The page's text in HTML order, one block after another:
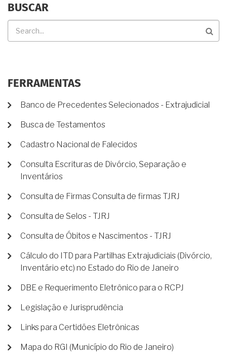
BUSCAR
FERRAMENTAS
Banco de Precedentes Selecionados - Extrajudicial
Busca de Testamentos
Cadastro Nacional de Falecidos
Consulta Escrituras de Divórcio, Separação e
Inventários
Consulta de Firmas Consulta de firmas TJRJ
Consulta de Selos - TJRJ
Consulta de Óbitos e Nascimentos - TJRJ
Cálculo do ITD para Partilhas Extrajudiciais (Divórcio,
Inventário etc) no Estado do Rio de Janeiro
DBE e Requerimento Eletrônico para o RCPJ
Legislação e Jurisprudência
Links para Certidões Eletrônicas
Mapa do RGI (Município do Rio de Janeiro)